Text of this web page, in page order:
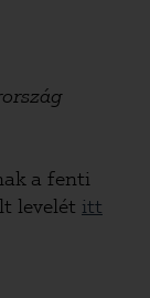
a fenti
levelét itt